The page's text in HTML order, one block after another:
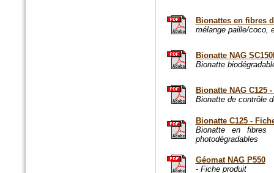
Bionattes en fibres
mélange paille/coco,
Bionatte NAG
Bionatte
Bionatte NAG C125
Bionatte de contrôle
Bionatte C125 -
Bionatte en fibres
photodégradables
Géomat NAG P550
- Fiche produit